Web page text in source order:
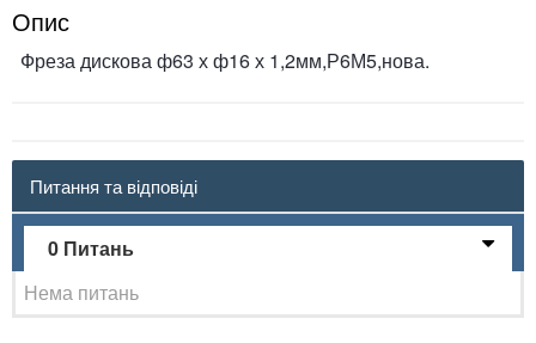
Опис
Фреза дискова ф63 х ф16 х 1,2мм,Р6М5,нова.
Питання та відповіді
0 Питань
Нема питань